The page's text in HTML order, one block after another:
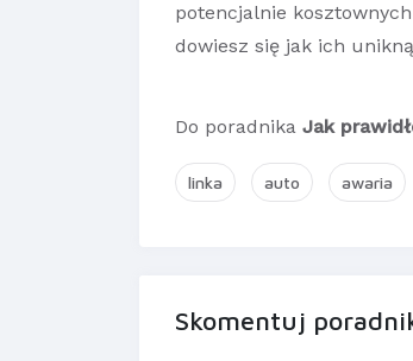
potencjalnie
dowiesz się jak ich
Do poradnika Jak
linka auto awaria
Skomentuj